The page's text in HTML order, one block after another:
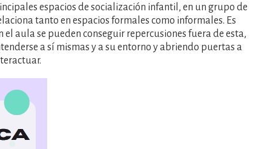
espacios de socialización infantil, en un grupo de
tanto en espacios formales como informales. Es
aula se pueden conseguir repercusiones fuera de esta,
a sí mismas y a su entorno y abriendo puertas a